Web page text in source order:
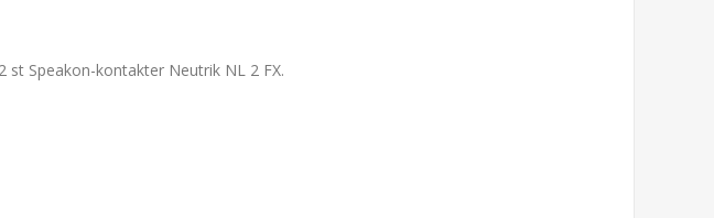
2 st Speakon-kontakter Neutrik NL 2 FX.